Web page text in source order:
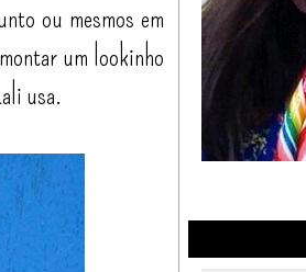
ou mesmos em
um lookinho
usa.